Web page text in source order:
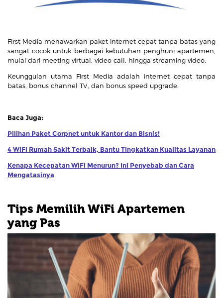
First Media menawarkan paket internet cepat tanpa batas yang
sangat cocok untuk berbagai kebutuhan penghuni apartemen,
mulai dari meeting virtual, video call, hingga streaming video.
Keunggulan utama First Media adalah internet cepat tanpa
batas, bonus channel TV, dan bonus speed upgrade.
Baca Juga:
Pilihan Paket Corpnet untuk Kantor dan Bisnis!
4 WiFi Rumah Sakit Terbaik, Bantu Tingkatkan Kualitas Layanan
Kenapa Kecepatan WiFi Menurun? Ini Penyebab dan Cara
Mengatasinya
Tips Memilih WiFi Apartemen
yang Pas